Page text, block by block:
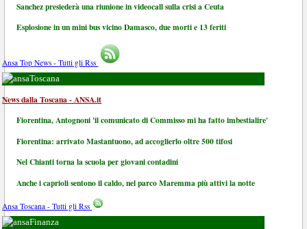
Sanchez presiederà una riunione in videocall sulla crisi a Ceuta
Esplosione in un mini bus vicino Damasco, due morti e 13 feriti
Ansa Top News - Tutti gli Rss
Toscana
News dalla Toscana - ANSA.it
Fiorentina, Antognoni 'il comunicato di Commisso mi ha fatto imbestialire'
Fiorentina: arrivato Mastantuono, ad accoglierlo oltre 500 tifosi
Nel Chianti torna la scuola per giovani contadini
Anche i caprioli sentono il caldo, nel parco Maremma più attivi la notte
Ansa Toscana - Tutti gli Rss
Finanza